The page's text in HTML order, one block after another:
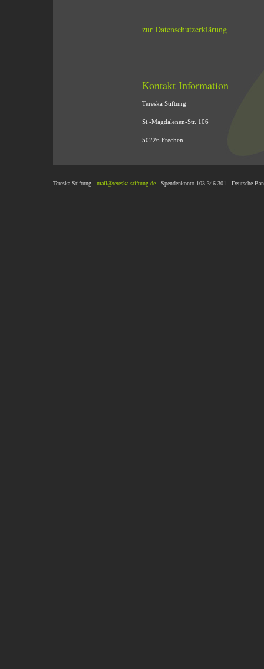
zur Datenschutzerklärung
Kontakt Information
Tereska Stiftung
St.-Magdalenen-Str. 106
50226 Frechen
Tereska Stiftung - mail@tereska-stiftung.de - Spendenkonto 103 346 301 - Deutsche